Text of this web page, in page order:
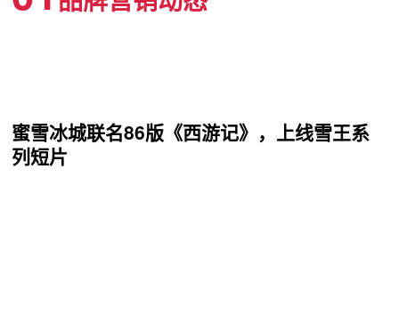
蜜雪冰城联名86版《西游记》，上线雪王系
列短片